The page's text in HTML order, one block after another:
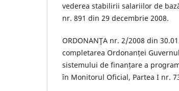
vederea stabilirii salariilor de
nr. 891 din 29 decembrie 2008.
ORDONANŢA nr. 2/2008 din
completarea Ordonanței
sistemului de finanțare a
în Monitorul Oficial, Partea I nr.